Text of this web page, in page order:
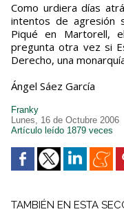
Como urdiera días
intentos de agresión
Piqué en Martorell,
pregunta otra vez si
Derecho, una
Ángel Sáez García
Franky
Lunes, 16 de Octubre 2006
Artículo leído 1879 veces
TAMBIÉN EN ESTA